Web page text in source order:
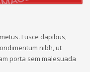
Fusce dapibus,
nibh, ut
porta sem malesuada